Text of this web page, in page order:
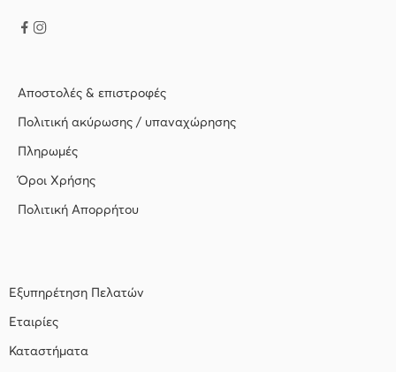
Αποστολές & επιστροφές
Πολιτική ακύρωσης / υπαναχώρησης
Πληρωμές
Όροι Χρήσης
Πολιτική Απορρήτου
Εξυπηρέτηση Πελατών
Εταιρίες
Καταστήματα